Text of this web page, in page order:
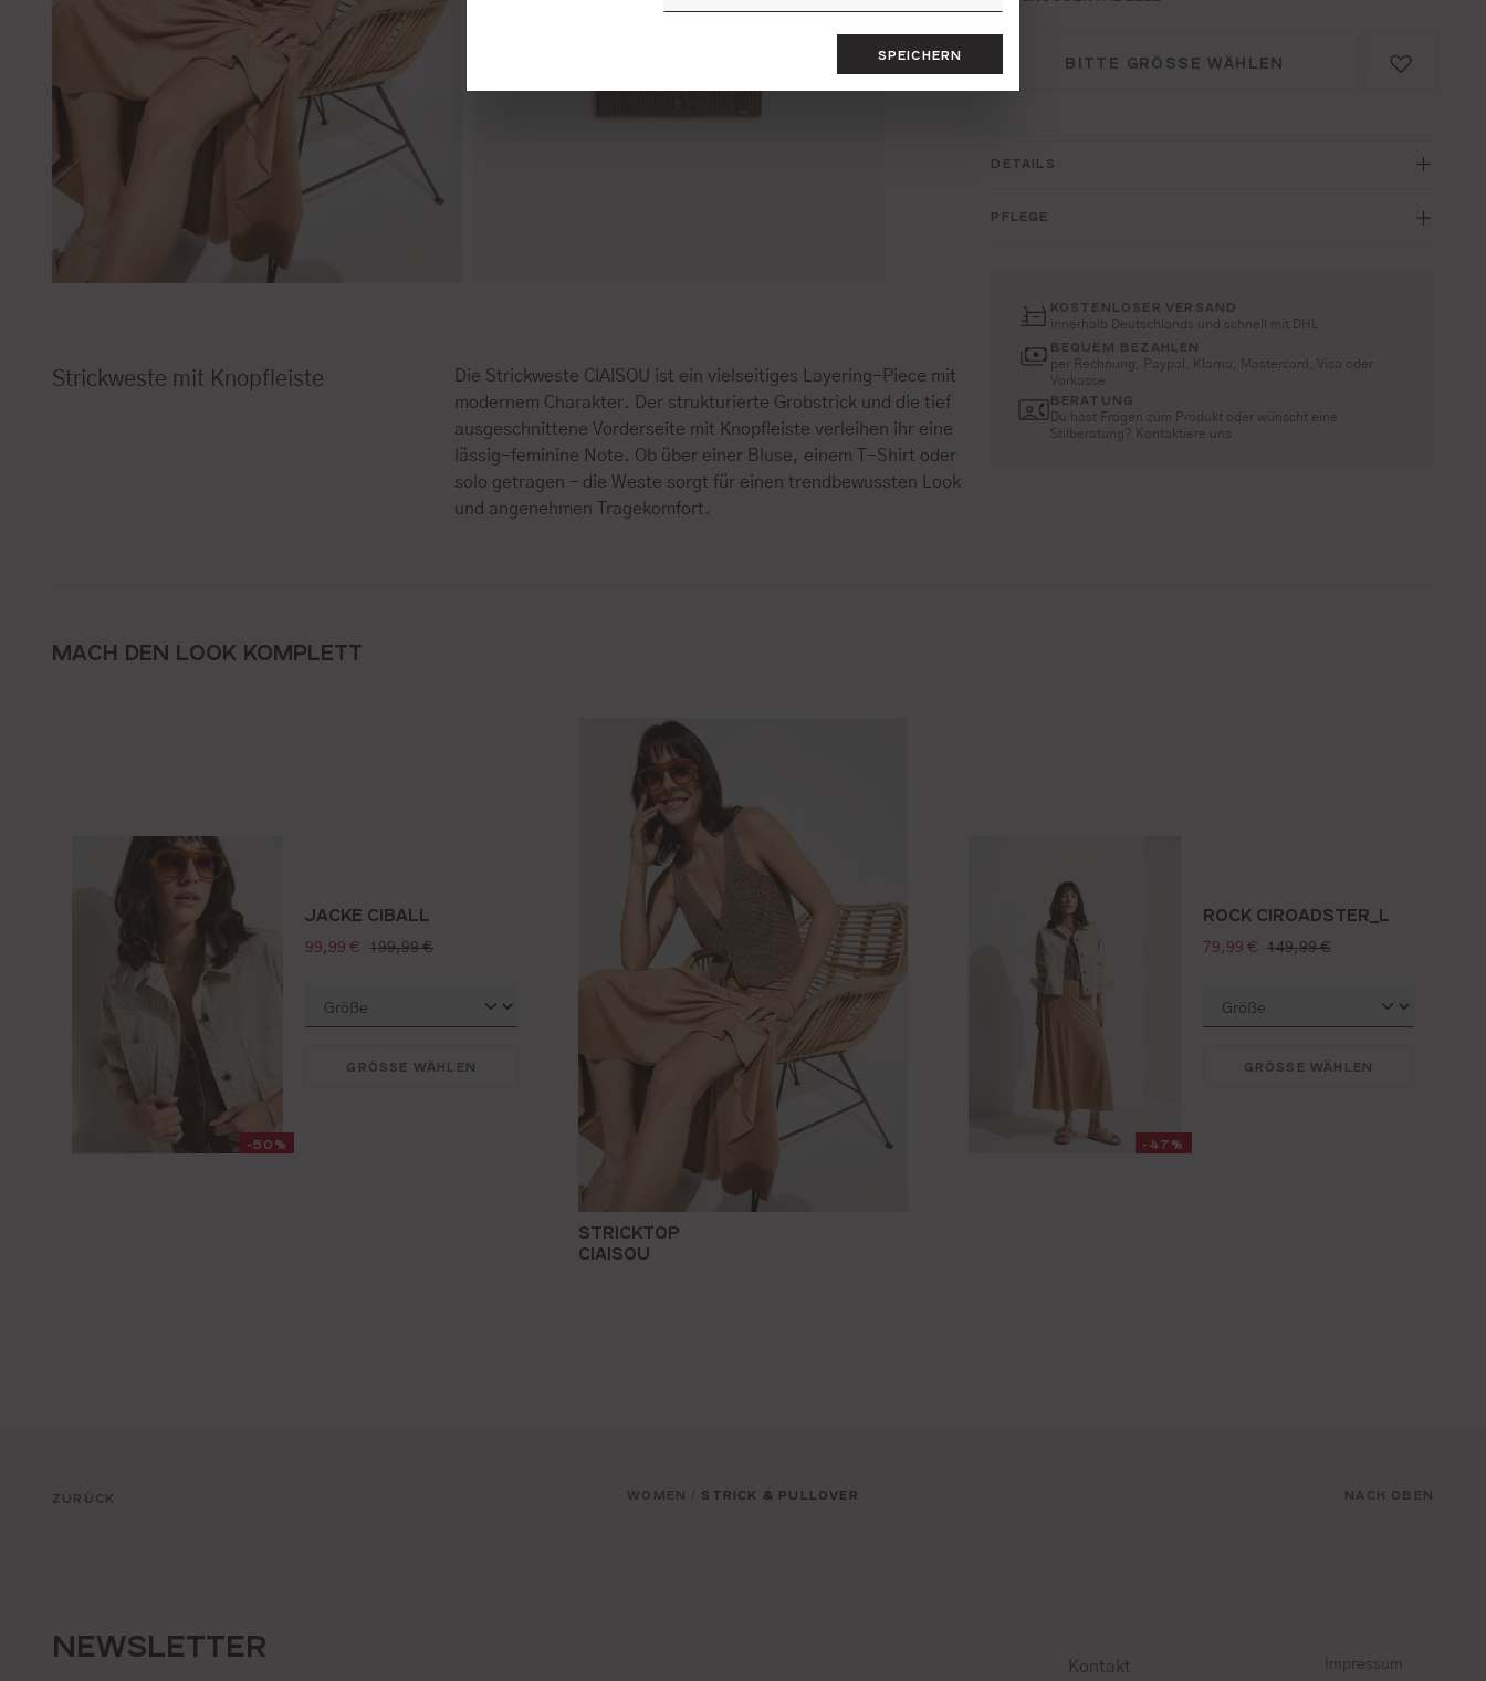
Strickweste mit Knopfleiste
Die Strickweste CIAISOU ist ein vielseitiges Layering-Piece mit
modernem Charakter. Der strukturierte Grobstrick und die tief
ausgeschnittene Vorderseite mit Knopfleiste verleihen ihr eine
lässig-feminine Note. Ob über einer Bluse, einem T-Shirt oder
solo getragen – die Weste sorgt für einen trendbewussten Look
und angenehmen Tragekomfort.
BITTE GRÖSSE WÄHLEN
DETAILS
PFLEGE
KOSTENLOSER VERSAND
innerhalb Deutschlands und schnell mit DHL
BEQUEM BEZAHLEN
per Rechnung, Paypal, Klarna, Mastercard, Visa oder
Vorkasse
BERATUNG
Du hast Fragen zum Produkt oder wünscht eine
Stilberatung? Kontaktiere uns
MACH DEN LOOK KOMPLETT
STRICKTOP
CIAISOU
-50%
JACKE CIBALL
verkaufspreis:
99,99 € regulärer preis:
199,99 €
GRÖSSE WÄHLEN
-47%
ROCK CIROADSTER_L
verkaufspreis:
79,99 € regulärer preis:
149,99 €
GRÖSSE WÄHLEN
ZURÜCK WOMEN STRICK & PULLOVER NACH OBEN
NEWSLETTER
Kontakt
Impressum
SPEICHERN